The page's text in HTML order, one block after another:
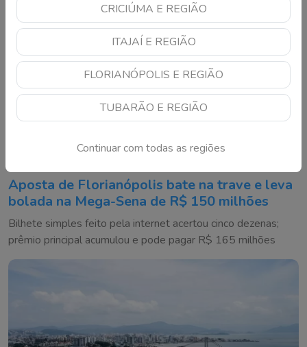
CRICIÚMA E REGIÃO
ITAJAÍ E REGIÃO
FLORIANÓPOLIS E REGIÃO
TUBARÃO E REGIÃO
Continuar com todas as regiões
Aposta de Florianópolis bate na trave e leva
bolada na Mega-Sena de R$ 150 milhões
Bilhete simples feito pela internet acertou cinco dezenas;
prêmio principal acumulou e pode pagar R$ 165 milhões